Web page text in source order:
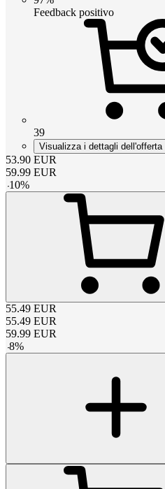
Feedback positivo
39
Visualizza i dettagli dell'offerta
53.90 EUR
59.99 EUR
-10%
55.49 EUR
55.49 EUR
59.99 EUR
-8%